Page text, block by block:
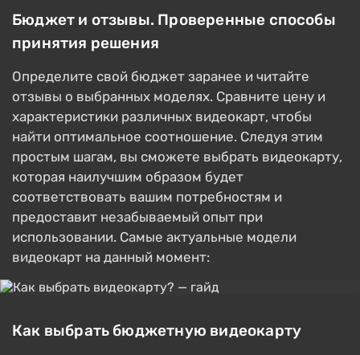
Бюджет и отзывы. Проверенные способы
принятия решения
Определите свой бюджет заранее и читайте
отзывы о выбранных моделях. Сравните цену и
характеристики различных видеокарт, чтобы
найти оптимальное соотношение. Следуя этим
простым шагам, вы сможете выбрать видеокарту,
которая наилучшим образом будет
соответствовать вашим потребностям и
предоставит незабываемый опыт при
использовании. Самые актуальные модели
видеокарт на данный момент:
Как выбрать бюджетную видеокарту